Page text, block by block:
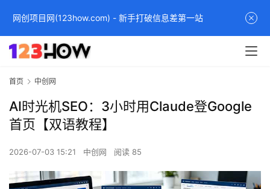
首页 中创网
AI时光机SEO：3小时用Claude登Google
首页【双语教程】
2026-07-03 15:21 中创网 阅读 85
网创项目网(123how.com) - 新手打破信息差第一站